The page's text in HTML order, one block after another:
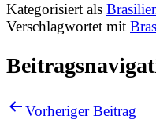
Kategorisiert als
Verschlagwortet mit
Vorheriger Beitrag